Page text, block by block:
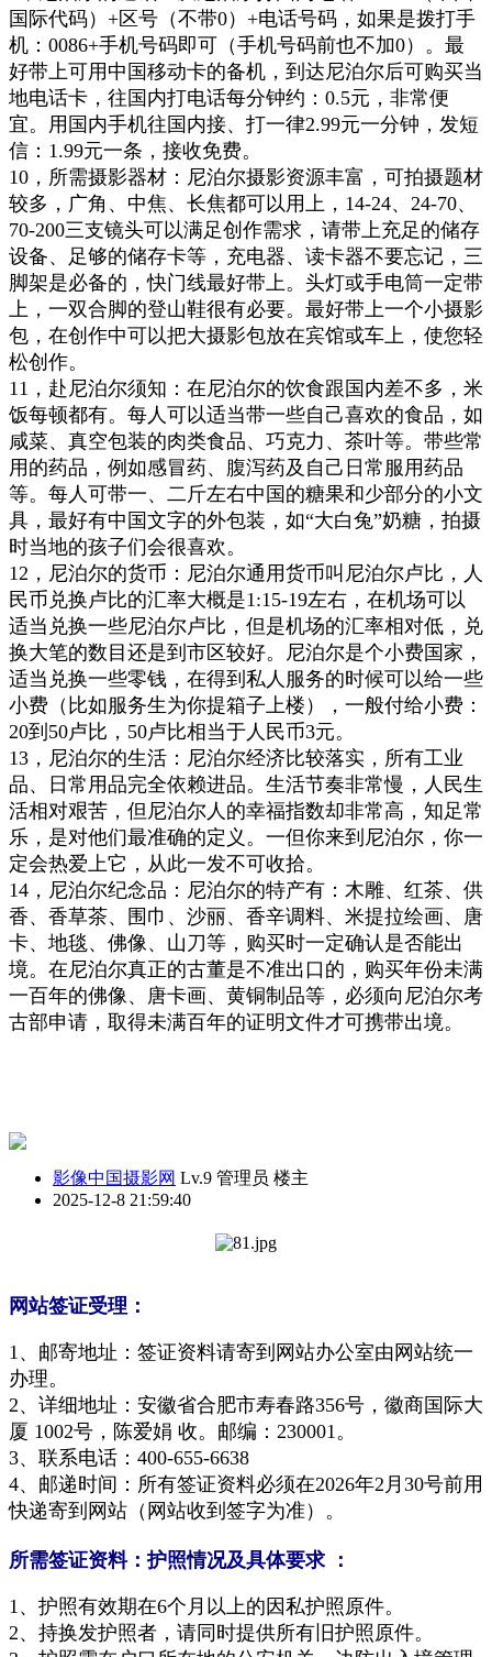
国际代码）+区号（不带0）+电话号码，如果是拨打手
机：0086+手机号码即可（手机号码前也不加0）。最
好带上可用中国移动卡的备机，到达尼泊尔后可购买当
地电话卡，往国内打电话每分钟约：0.5元，非常便
宜。用国内手机往国内接、打一律2.99元一分钟，发短
信：1.99元一条，接收免费。
10 ， 所需摄影器材：尼泊尔摄影资源丰富，可拍摄题材
较多，广角、中焦、长焦都可以用上，14-24、24-70、
70-200三支镜头可以满足创作需求，请带上充足的储存
设备、足够的储存卡等，充电器、读卡器不要忘记，三
脚架是必备的，快门线最好带上。头灯或手电筒一定带
上，一双合脚的登山鞋很有必要。最好带上一个小摄影
包，在创作中可以把大摄影包放在宾馆或车上，使您轻
松创作。
11 ， 赴尼泊尔须知：在尼泊尔的饮食跟国内差不多，米
饭每顿都有。每人可以适当带一些自己喜欢的食品，如
咸菜、真空包装的肉类食品、巧克力、茶叶等。带些常
用的药品，例如感冒药、腹泻药及自己日常服用药品
等。每人可带一、二斤左右中国的糖果和少部分的小文
具，最好有中国文字的外包装，如“大白兔”奶糖，拍摄
时当地的孩子们会很喜欢。
12 ， 尼泊尔的货币：尼泊尔通用货币叫尼泊尔卢比，人
民币兑换卢比的汇率大概是1:15-19左右，在机场可以
适当兑换一些尼泊尔卢比，但是机场的汇率相对低，兑
换大笔的数目还是到市区较好。尼泊尔是个小费国家，
适当兑换一些零钱，在得到私人服务的时候可以给一些
小费（比如服务生为你提箱子上楼），一般付给小费：
20到50卢比，50卢比相当于人民币3元。
13 ， 尼泊尔的生活：尼泊尔经济比较落实，所有工业
品、日常用品完全依赖进品。生活节奏非常慢，人民生
活相对艰苦，但尼泊尔人的幸福指数却非常高，知足常
乐，是对他们最准确的定义。一但你来到尼泊尔，你一
定会热爱上它，从此一发不可收拾。
14 ， 尼泊尔纪念品：尼泊尔的特产有：木雕、红茶、供
香、香草茶、围巾、沙丽、香辛调料、米提拉绘画、唐
卡、地毯、佛像、山刀等，购买时一定确认是否能出
境。在尼泊尔真正的古董是不准出口的，购买年份未满
一百年的佛像、唐卡画、黄铜制品等，必须向尼泊尔考
古部申请，取得未满百年的证明文件才可携带出境。
影像中国摄影网 Lv.9 管理员 楼主
2025-12-8 21:59:40
网站签证受理：
1、邮寄地址：签证资料请寄到网站办公室由网站统一
办理。
2、详细地址：安徽省合肥市寿春路356号，徽商国际大
厦 1002号，陈爱娟 收。邮编：230001。
3、联系电话：400-655-6638
4、邮递时间：所有签证资料必须在2026年2月30号前用
快递寄到网站（网站收到签字为准）。
所需签证资料：护照情况及具体要求 ：
1、护照有效期在6个月以上的因私护照原件。
2、持换发护照者，请同时提供所有旧护照原件。